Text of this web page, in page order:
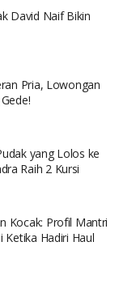
David Naif Bikin
Pria, Lowongan
yang Lolos ke
Raih 2 Kursi
Kocak: Profil Mantri
Ketika Hadiri Haul